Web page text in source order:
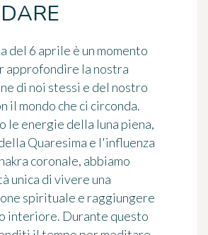
del 6 aprile è un momento
approfondire la nostra
di noi stessi e del nostro
il mondo che ci circonda.
le energie della luna piena,
Quaresima e l'influenza
coronale, abbiamo
unica di vivere una
spirituale e raggiungere
interiore. Durante questo